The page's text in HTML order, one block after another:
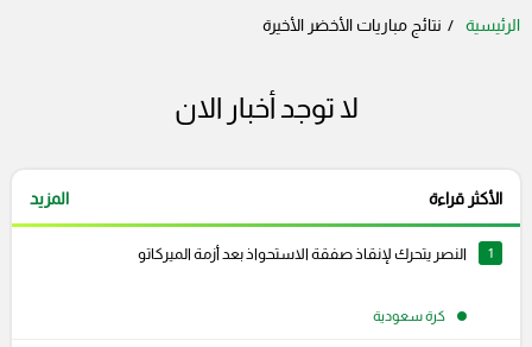
الرئيسية نتائج مباريات الأخضر الأخيرة
لا توجد أخبار الان
الأكثر قراءة المزيد
1 النصر يتحرك لإنقاذ صفقة الاستحواذ بعد أزمة الميركاتو
كرة سعودية